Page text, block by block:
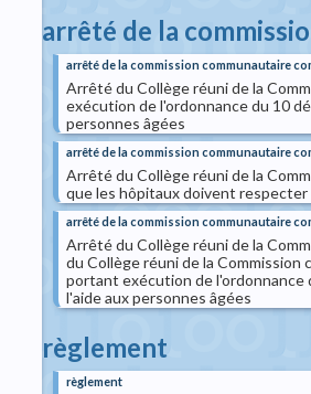
arrêté de la
arrêté de la commission communautaire
Arrêté du Collège réuni de la
exécution de l'ordonnance du 10
personnes âgées
arrêté de la commission communautaire
Arrêté du Collège réuni de la
que les hôpitaux doivent respecter
arrêté de la commission communautaire
Arrêté du Collège réuni de la
du Collège réuni de la Commission
portant exécution de l'ordonnance
l'aide aux personnes âgées
règlement
règlement